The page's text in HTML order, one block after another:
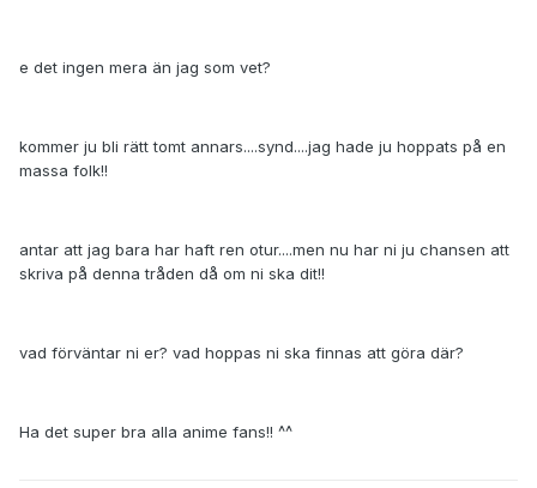
e det ingen mera än jag som vet?
kommer ju bli rätt tomt annars....synd....jag hade ju hoppats på en
massa folk!!
antar att jag bara har haft ren otur....men nu har ni ju chansen att
skriva på denna tråden då om ni ska dit!!
vad förväntar ni er? vad hoppas ni ska finnas att göra där?
Ha det super bra alla anime fans!! ^^